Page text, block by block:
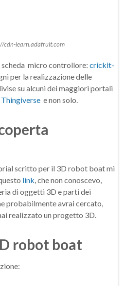
cdn-learn.adafruit.com
scheda micro controllore: crickit-
per la realizzazione delle
su alcuni dei maggiori portali
Thingiverse e non solo.
scritto per il 3D robot boat mi
link , che non conoscevo,
di oggetti 3D e parti dei
probabilmente avrai cercato,
realizzato un progetto 3D.
robot boat